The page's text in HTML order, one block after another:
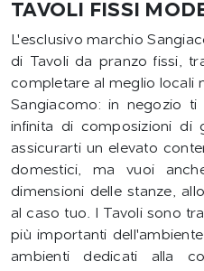
TAVOLI FISSI
L'esclusivo marchio
di Tavoli da pranzo fissi,
completare al meglio locali
Sangiacomo: in negozio
infinita di composizioni di
assicurarti un elevato
domestici, ma vuoi
dimensioni delle stanze,
al caso tuo. I Tavoli sono
più importanti
ambienti dedicati alla